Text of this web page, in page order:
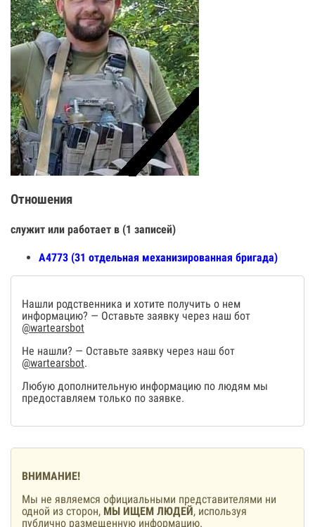
Отношения
служит или работает в (1 записей)
А4773 (31 отдельная механизированная бригада)
Нашли родственника и хотите получить о нем
информацию? — Оставьте заявку через наш бот
@wartearsbot
Не нашли? — Оставьте заявку через наш бот
@wartearsbot.
Любую дополнительную информацию по людям мы
предоставляем только по заявке.
ВНИМАНИЕ!
Мы не являемся официальными представителями ни
одной из сторон, МЫ ИЩЕМ ЛЮДЕЙ, используя
публично размещенную информацию.